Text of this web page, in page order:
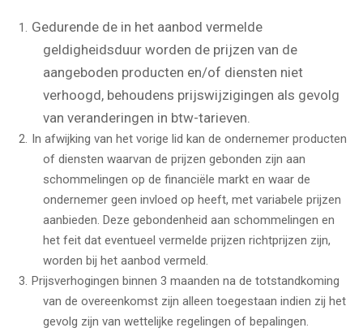
Gedurende de in het aanbod vermelde
geldigheidsduur worden de prijzen van de
aangeboden producten en/of diensten niet
verhoogd, behoudens prijswijzigingen als gevolg
van veranderingen in btw-tarieven.
In afwijking van het vorige lid kan de ondernemer producten
of diensten waarvan de prijzen gebonden zijn aan
schommelingen op de financiële markt en waar de
ondernemer geen invloed op heeft, met variabele prijzen
aanbieden. Deze gebondenheid aan schommelingen en
het feit dat eventueel vermelde prijzen richtprijzen zijn,
worden bij het aanbod vermeld.
Prijsverhogingen binnen 3 maanden na de totstandkoming
van de overeenkomst zijn alleen toegestaan indien zij het
gevolg zijn van wettelijke regelingen of bepalingen.